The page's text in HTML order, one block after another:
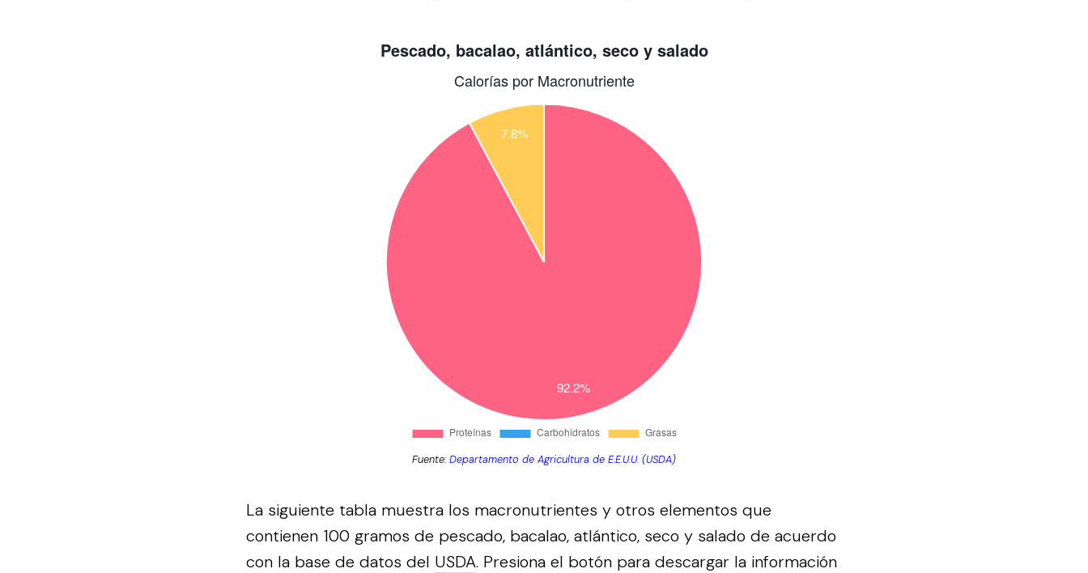
Fuente:Departamento de Agricultura de E.E.U.U. (USDA)
La siguiente tabla muestra los macronutrientes y otros elementos que
contienen 100 gramos de pescado, bacalao, atlántico, seco y salado de acuerdo
con la base de datos del USDA. Presiona el botón para descargar la información